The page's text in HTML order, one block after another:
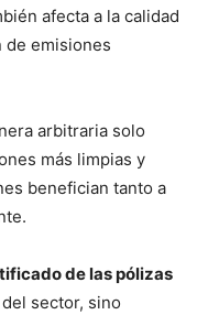
afecta a la calidad
de emisiones
arbitraria solo
más limpias y
benefician tanto a
de las pólizas
sector, sino